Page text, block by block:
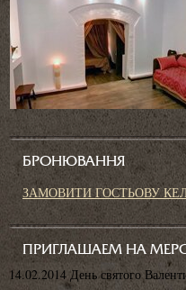
БРОНЮВАННЯ
ЗАМОВИТИ ГОСТЬОВУ
ПРИГЛАШАЕМ НА
14.02.2014 День святого